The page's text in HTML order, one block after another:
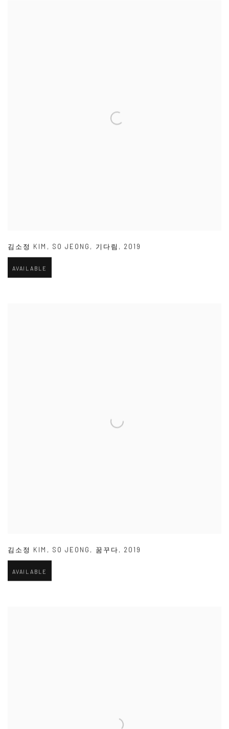
김소정 KIM , SO JEONG , 기다림 , 2019
AVAILABLE
김소정 KIM , SO JEONG , 꿈꾸다, 2019
AVAILABLE